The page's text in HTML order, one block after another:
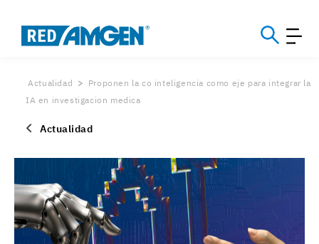
Actualidad
Proponen la co inteligencia como eje para integrar la
IA en investigacion medica
Actualidad